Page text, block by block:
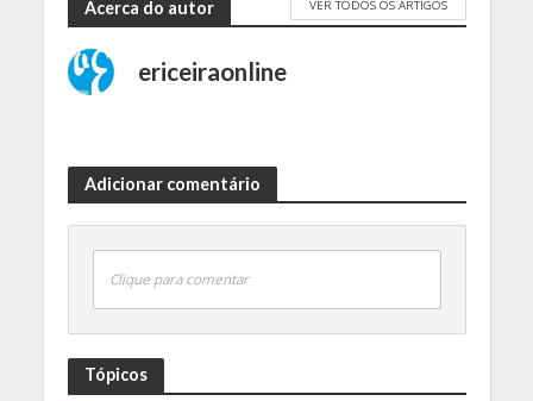
Acerca do autor VER TODOS OS ARTIGOS
ericeiraonline
Adicionar comentário
Clique para comentar
Tópicos